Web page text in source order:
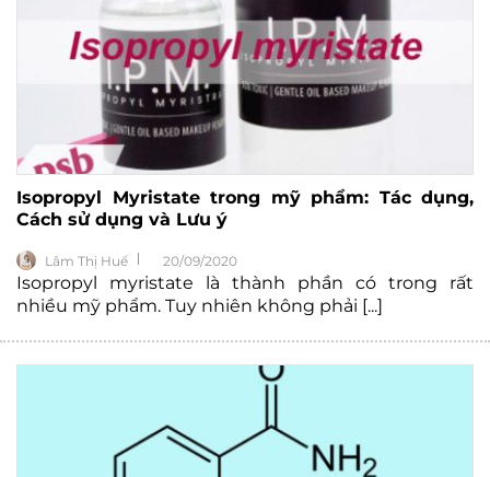
Isopropyl Myristate trong mỹ phẩm: Tác dụng,
Cách sử dụng và Lưu ý
Lâm Thị Huế 20/09/2020
Isopropyl myristate là thành phần có trong rất
nhiều mỹ phẩm. Tuy nhiên không phải [...]